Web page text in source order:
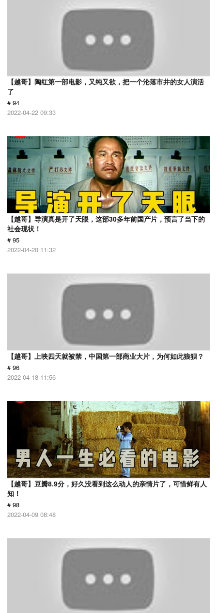
【越哥】陶红第一部电影，又纯又欲，把一个沦落市井的女人演活
了
# 94
2022-04-22 09:33
【越哥】导演真是开了天眼，这部30多年前国产片，预言了当下的
社会现状！
# 95
2022-04-20 11:32
【越哥】上映四天就被禁，中国第一部商业大片，为何如此狼狈？
# 96
2022-04-18 11:56
【越哥】豆瓣8.9分，好久没看到这么动人的亲情片了，可惜鲜有人
知！
# 98
2022-04-09 08:48